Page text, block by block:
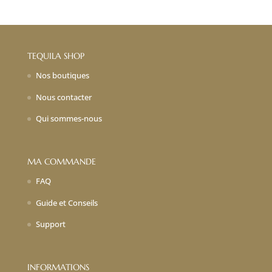
était :est :
TEQUILA SHOP
Nos boutiques
Nous contacter
Qui sommes-nous
MA COMMANDE
FAQ
Guide et Conseils
Support
INFORMATIONS